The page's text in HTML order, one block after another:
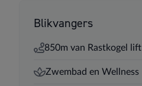
Blikvangers
850m van Rastkogel lift
Zwembad en Wellness